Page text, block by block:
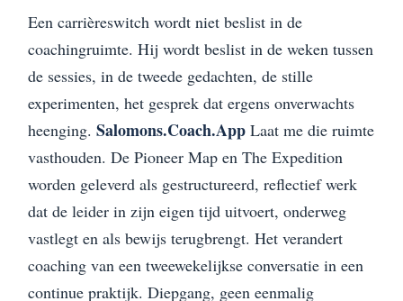
Een carrièreswitch wordt niet beslist in de
coachingruimte. Hij wordt beslist in de weken tussen
de sessies, in de tweede gedachten, de stille
experimenten, het gesprek dat ergens onverwachts
heenging. Salomons.Coach.App Laat me die ruimte
vasthouden. De Pioneer Map en The Expedition
worden geleverd als gestructureerd, reflectief werk
dat de leider in zijn eigen tijd uitvoert, onderweg
vastlegt en als bewijs terugbrengt. Het verandert
coaching van een tweewekelijkse conversatie in een
continue praktijk. Diepgang, geen eenmalig